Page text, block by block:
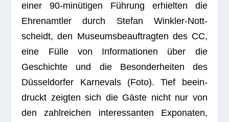
einer 90-minütigen Führung erhiel­ten die
Ehren­amt­ler durch Ste­fan Wink­ler-Nott­
scheidt, den Muse­ums­be­auf­trag­ten des CC,
eine Fülle von Infor­ma­tio­nen über die
Geschichte und die Beson­der­hei­ten des
Düsseldorfer Kar­ne­vals (Foto). Tief beein­
druckt zeig­ten sich die Gäste nicht nur von
den zahl­rei­chen inter­es­san­ten Expo­na­ten,